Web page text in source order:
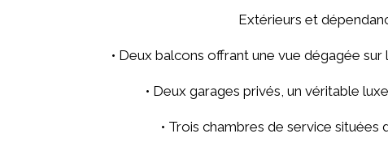
Extérieurs et
• Deux balcons offrant une vue dégagée
• Deux garages privés, un véritable
• Trois chambres de service situées